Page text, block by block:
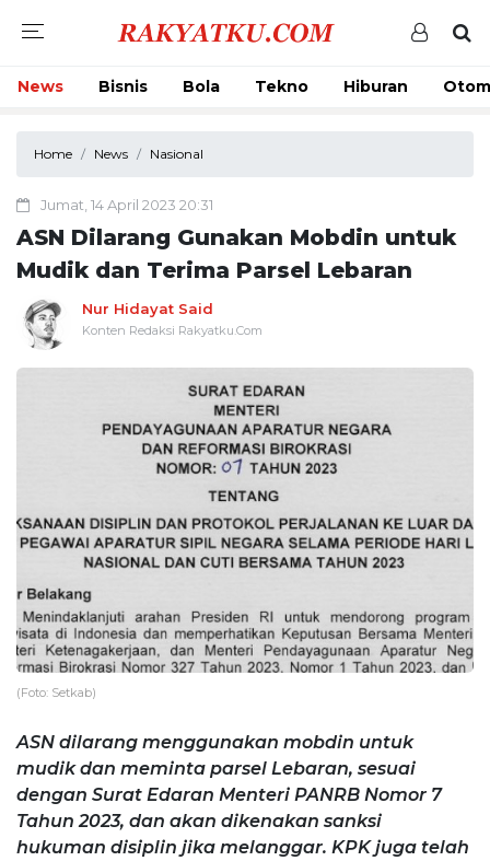
News Bisnis Bola Tekno Hiburan
Home News Nasional
Jumat, 14 April 2023 20:31
ASN Dilarang Gunakan Mobdin untuk
Mudik dan Terima Parsel Lebaran
Nur Hidayat Said
Konten Redaksi Rakyatku.Com
(Foto: Setkab)
ASN dilarang menggunakan mobdin untuk
mudik dan meminta parsel Lebaran, sesuai
dengan Surat Edaran Menteri PANRB Nomor 7
Tahun 2023, dan akan dikenakan sanksi
hukuman disiplin jika melanggar. KPK juga telah